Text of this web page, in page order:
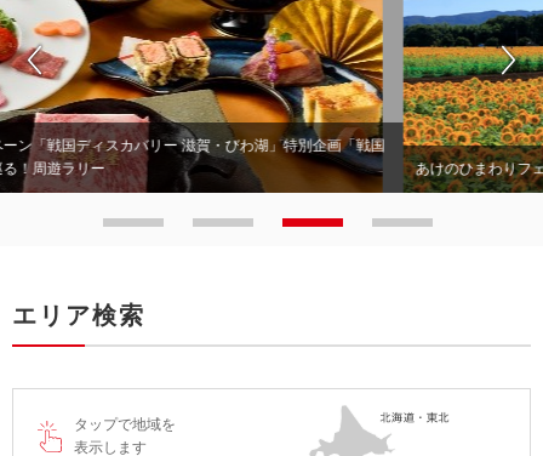
あけのひまわりフェスティバル2026
エリア検索
タップで地域を
表示します